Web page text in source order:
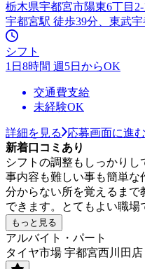
栃木県宇都宮市陽東6丁目
宇都宮駅 徒歩39分、東武
シフト
1日8時間 週5日からOK
交通費支給
未経験OK
詳細を見る
応募画面に進む
新着口コミあり
シフトの調整もしっかり
事内容も難しい事も簡単な
分からない所を覚えるま
できます。とてもよい職場
もっと見る
アルバイト・パート
タイヤ市場 宇都宮西川田店